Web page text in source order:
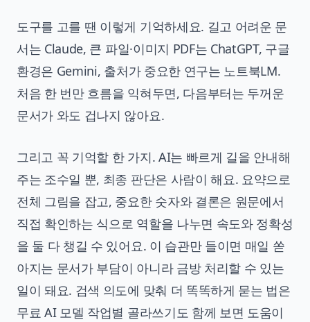
도구를 고를 땐 이렇게 기억하세요. 길고 어려운 문
서는 Claude, 큰 파일·이미지 PDF는 ChatGPT, 구글
환경은 Gemini, 출처가 중요한 연구는 노트북LM.
처음 한 번만 흐름을 익혀두면, 다음부터는 두꺼운
문서가 와도 겁나지 않아요.
그리고 꼭 기억할 한 가지. AI는 빠르게 길을 안내해
주는 조수일 뿐, 최종 판단은 사람이 해요. 요약으로
전체 그림을 잡고, 중요한 숫자와 결론은 원문에서
직접 확인하는 식으로 역할을 나누면 속도와 정확성
을 둘 다 챙길 수 있어요. 이 습관만 들이면 매일 쏟
아지는 문서가 부담이 아니라 금방 처리할 수 있는
일이 돼요. 검색 의도에 맞춰 더 똑똑하게 묻는 법은
무료 AI 모델 작업별 골라쓰기도 함께 보면 도움이